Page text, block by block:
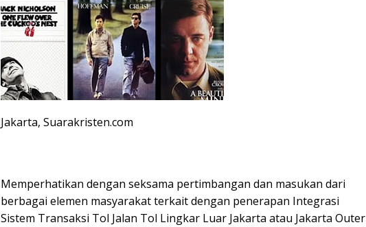
Jakarta, Suarakristen.com
Memperhatikan dengan seksama pertimbangan dan masukan dari
berbagai elemen masyarakat terkait dengan penerapan Integrasi
Sistem Transaksi Tol Jalan Tol Lingkar Luar Jakarta atau Jakarta Outer